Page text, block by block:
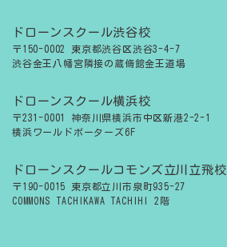
ドローンスクール渋谷校
〒150-0002 東京都渋谷区渋谷3-4-7
渋谷金王八幡宮隣接の蔵脩館金王道場
ドローンスクール横浜校
〒231-0001 神奈川県横浜市中区新港2-2-1
横浜ワールドポーターズ6F
ドローンスクールコモンズ立川立飛校
〒190-0015 東京都立川市泉町935-27
COMMONS TACHIKAWA TACHIHI 2階